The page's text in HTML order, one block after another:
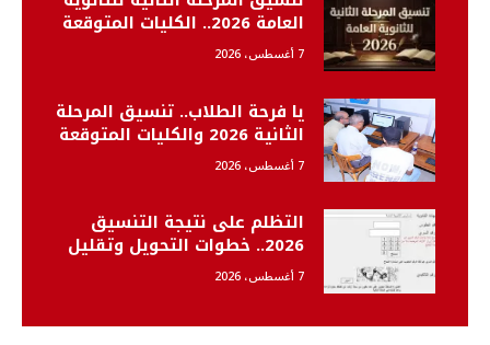
العامة 2026.. الكليات المتوقعة
وخطوات التسجيل
7 أغسطس، 2026
يا فرحة الطلاب.. تنسيق المرحلة
الثانية 2026 والكليات المتوقعة
لعلمي علوم ورياضة وأدبي
7 أغسطس، 2026
التظلم على نتيجة التنسيق
2026.. خطوات التحويل وتقليل
الاغتراب
7 أغسطس، 2026